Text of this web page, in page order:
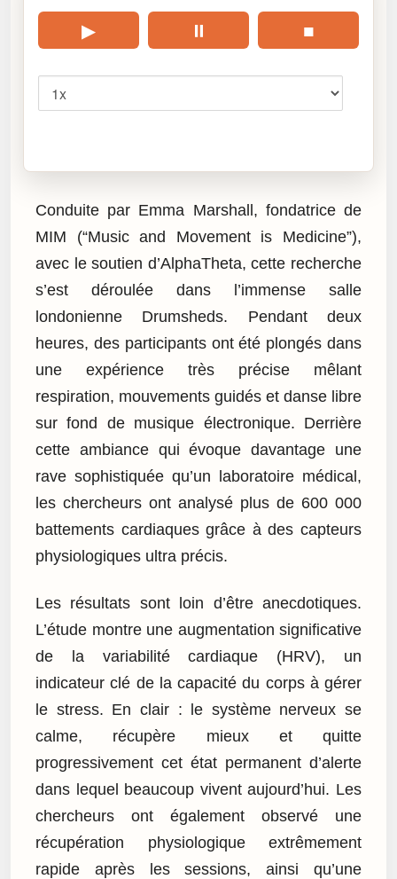
▶ ⏸ ■
Conduite par Emma Marshall, fondatrice de
MIM (“Music and Movement is Medicine”),
avec le soutien d’AlphaTheta, cette recherche
s’est déroulée dans l’immense salle
londonienne Drumsheds. Pendant deux
heures, des participants ont été plongés dans
une expérience très précise mêlant
respiration, mouvements guidés et danse libre
sur fond de musique électronique. Derrière
cette ambiance qui évoque davantage une
rave sophistiquée qu’un laboratoire médical,
les chercheurs ont analysé plus de 600 000
battements cardiaques grâce à des capteurs
physiologiques ultra précis.
Les résultats sont loin d’être anecdotiques.
L’étude montre une augmentation significative
de la variabilité cardiaque (HRV), un
indicateur clé de la capacité du corps à gérer
le stress. En clair : le système nerveux se
calme, récupère mieux et quitte
progressivement cet état permanent d’alerte
dans lequel beaucoup vivent aujourd’hui. Les
chercheurs ont également observé une
récupération physiologique extrêmement
rapide après les sessions, ainsi qu’une